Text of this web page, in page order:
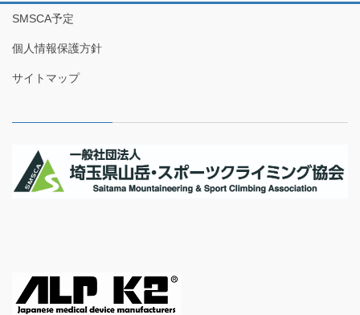
SMSCA予定
個人情報保護方針
サイトマップ